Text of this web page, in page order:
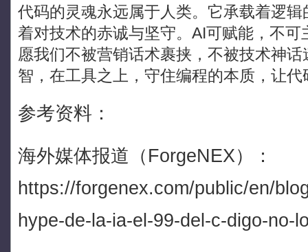
代码的灵魂永远属于人类。它承载着逻
着对技术的赤诚与坚守。AI可赋能，不
愿我们不被营销话术裹挟，不被技术神
智，在工具之上，守住编程的本质，让
参考资料：
海外媒体报道（ForgeNEX）：
https://forgenex.com/public/en/
hype-de-la-ia-el-99-del-c-digo-no-